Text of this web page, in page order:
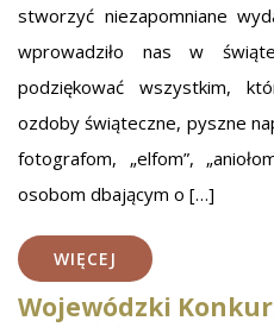
stworzyć niezapomniane
wprowadziło nas w
podziękować wszystkim,
ozdoby świąteczne, pyszne
fotografom, „elfom”,
osobom dbającym o […]
WIĘCEJ
Wojewódzki